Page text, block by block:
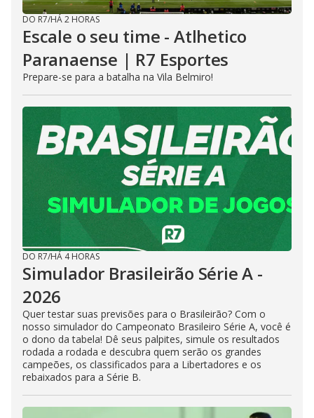
DO R7/HÁ 2 HORAS
Escale o seu time - Atlhetico
Paranaense | R7 Esportes
Prepare-se para a batalha na Vila Belmiro!
DO R7/HÁ 4 HORAS
Simulador Brasileirão Série A -
2026
Quer testar suas previsões para o Brasileirão? Com o
nosso simulador do Campeonato Brasileiro Série A, você é
o dono da tabela! Dê seus palpites, simule os resultados
rodada a rodada e descubra quem serão os grandes
campeões, os classificados para a Libertadores e os
rebaixados para a Série B.